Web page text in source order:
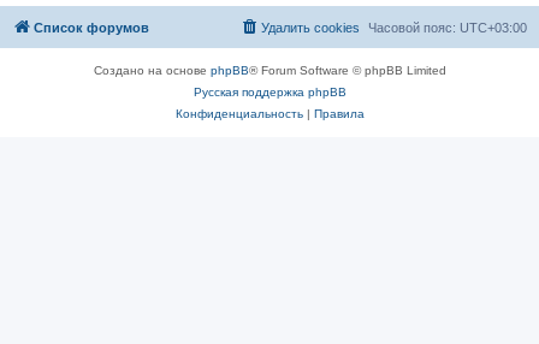
Список форумов Часовой пояс: UTC+03:00
Удалить cookies
Создано на основе phpBB® Forum Software © phpBB Limited
Русская поддержка phpBB
Конфиденциальность| Правила